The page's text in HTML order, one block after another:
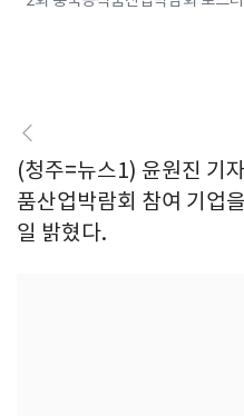
(청주=뉴스1) 윤원진 기
품산업박람회 참여 기업
일 밝혔다.